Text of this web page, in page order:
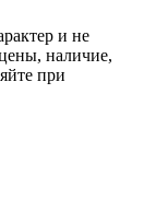
и не
наличие,
при